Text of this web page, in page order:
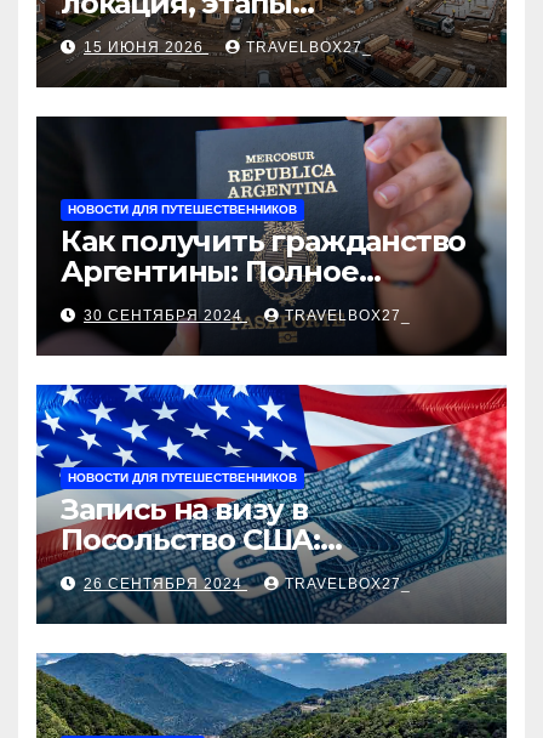
строительства, проверка
застройщика, сценарии
оформления сделки и
рыночные ориентиры
15 ИЮНЯ 2026 TRAVELBOX27_
НОВОСТИ ДЛЯ ПУТЕШЕСТВЕННИКОВ
Как получить гражданство
Аргентины: Полное
руководство
30 СЕНТЯБРЯ 2024 TRAVELBOX27_
НОВОСТИ ДЛЯ ПУТЕШЕСТВЕННИКОВ
Запись на визу в
Посольство США:
Пошаговое руководство
26 СЕНТЯБРЯ 2024 TRAVELBOX27_